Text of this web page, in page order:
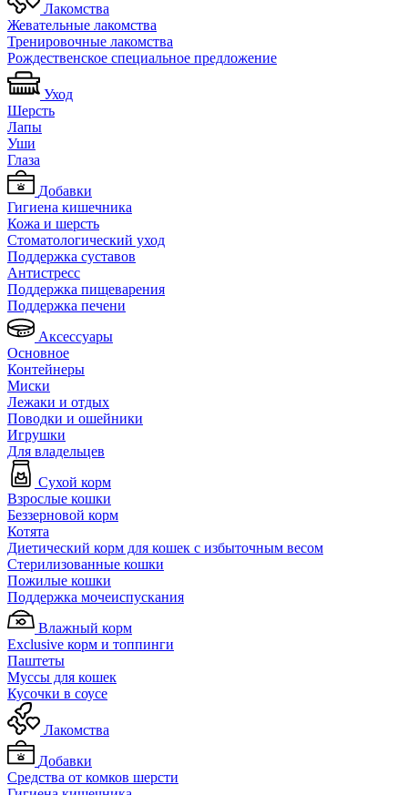
Лакомства
Жевательные лакомства
Тренировочные лакомства
Рождественское специальное предложение
Уход
Шерсть
Лапы
Уши
Глаза
Добавки
Гигиена кишечника
Кожа и шерсть
Cтоматологический уход
Поддержка суставов
Антистресс
Поддержка пищеварения
Поддержка печени
Аксессуары
Основное
Контейнеры
Миски
Лежаки и отдых
Поводки и ошейники
Игрушки
Для владельцев
Сухой корм
Взрослые кошки
Беззерновой корм
Котята
Диетический корм для кошек с избыточным весом
Стерилизованные кошки
Пожилые кошки
Поддержка мочеиспускания
Влажный корм
Exclusive корм и топпинги
Паштеты
Муссы для кошек
Кусочки в соусе
Лакомства
Добавки
Средства от комков шерсти